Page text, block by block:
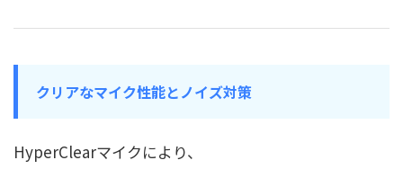
クリアなマイク性能とノイズ対策
HyperClearマイクにより、